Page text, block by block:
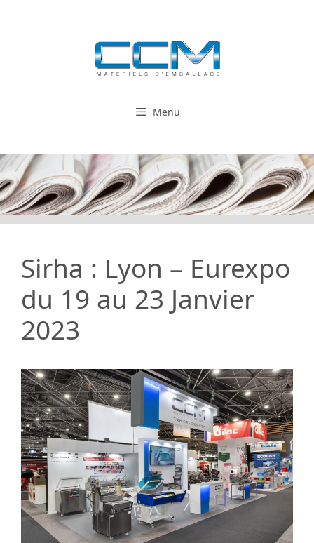
Menu
Sirha : Lyon – Eurexpo
du 19 au 23 Janvier
2023